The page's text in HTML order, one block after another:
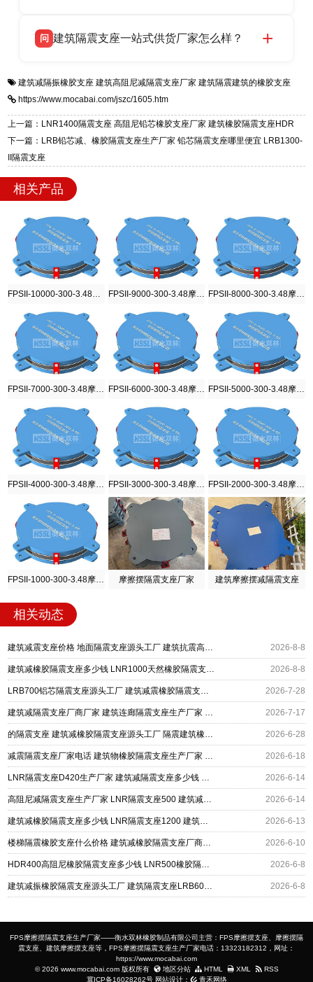
适用于民用住宅隔震工程，实体工厂现货充足，
震支座，电话：13323182312，地址：衡水高新
区迎宾大街 9 号。
问 建筑隔震支座一站式供货厂家怎么样？
一站式供货厂家，拥有多年行业生产经验，国标
标准生产 LRB/LNR/HDR/FPS 全系列支座，资
质、检测报告完备，提供选型、深化、供货、安
装指导全套服务，厂址衡水高新区北方工业基地
建筑减隔振橡胶支座 建筑高阻尼减隔震支座厂家 建筑隔震建筑的橡胶支座
https://www.mocabai.com/jszc/1605.htm
上一篇：LNR1400隔震支座 高阻尼铅芯橡胶支座厂家 建筑橡胶隔震支座HDR
下一篇：LRB铅芯减、橡胶隔震支座生产厂家 铅芯隔震支座哪里便宜 LRB1300-
II隔震支座
相关产品
FPSII-9000-300-3.48摩擦摆隔震支座
FPSII-6000-300-3.48摩擦摆隔震支座
FPSII-3000-300-3.48摩擦摆隔震支座
摩擦摆隔震支座厂家 建筑摩擦摆减隔震支座
相关动态
建筑减震支座价格 地面隔震支座源头工厂 建筑抗震高阻尼支座厂家 2026-8-8
建筑减橡胶隔震支座多少钱 LNR1000天然橡胶隔震支座厂家 LRB800隔震支座源头工厂 2026-8-8
LRB700铝芯隔震支座源头工厂 建筑减震橡胶隔震支座厂家 橡胶隔震支座JG源头工厂 2026-7-28
建筑减隔震支座厂商厂家 建筑连廊隔震支座生产厂家 LRB橡胶隔震支座生产厂家 2026-7-17
的隔震支座 建筑减橡胶隔震支座源头工厂 隔震建筑橡胶隔震支座厂家电话 2026-6-28
减震隔震支座厂家电话 建筑物橡胶隔震支座生产厂家 建筑减震抗震支座 2026-6-18
LNR隔震支座D420生产厂家 建筑减隔震支座多少钱 建筑II型LRB铅芯隔震支座厂家 2026-6-14
高阻尼减隔震支座生产厂家 LNR隔震支座500 建筑减震隔震支座工厂生产厂家 2026-6-14
建筑减橡胶隔震支座多少钱 LNR隔震支座1200 建筑高性能橡胶隔震支座 2026-6-13
楼梯隔震橡胶支座什么价格 建筑减橡胶隔震支座厂商厂家 LNR隔震橡胶支座多少钱 2026-6-10
HDR400高阻尼橡胶隔震支座多少钱 LNR500橡胶隔震支座什么价格 建筑减高阻尼支座厂家 2026-6-8
建筑减振橡胶隔震支座源头工厂 建筑隔震支座LRB600 建筑厚层隔震支座生产厂家 2026-6-8
FPS摩擦摆隔震支座生产厂家——衡水双林橡胶制品有限公司主营：FPS摩擦摆支座、摩擦摆隔
震支座、建筑摩擦摆支座等，FPS摩擦摆隔震支座生产厂家电话：13323182312，网址：
https://www.mocabai.com
© 2026 www.mocabai.com 版权所有
地区分站 HTML XML
RSS
冀ICP备16028262号网站设计： 青禾网络